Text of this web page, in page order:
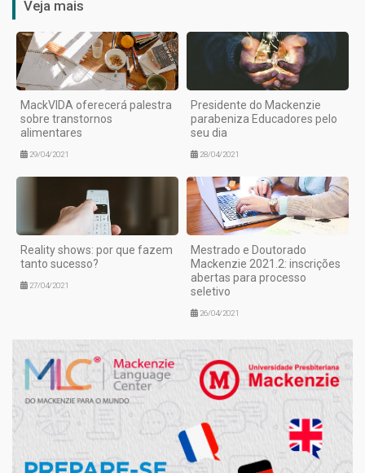
Veja mais
MackVIDA oferecerá palestra
sobre transtornos
alimentares
29/04/2021
Presidente do Mackenzie
parabeniza Educadores pelo
seu dia
28/04/2021
Reality shows: por que fazem
tanto sucesso?
27/04/2021
Mestrado e Doutorado
Mackenzie 2021.2: inscrições
abertas para processo
seletivo
26/04/2021